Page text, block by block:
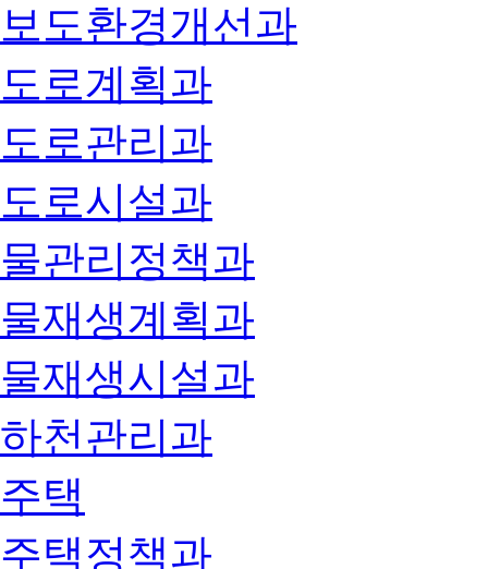
보도환경개선과
도로계획과
도로관리과
도로시설과
물관리정책과
물재생계획과
물재생시설과
하천관리과
주택
주택정책과